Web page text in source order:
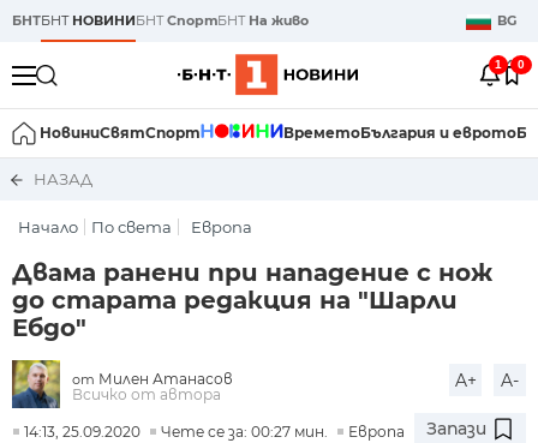
БНТБНТ НОВИНИБНТСпортБНТ На живо BG
1 0
НовиниСвятСпорт ВреметоБългария и еврото
НАЗАД
Начало По света Европа
Двама ранени при нападение с нож
до старата редакция на "Шарли
Ебдо"
от Милен Атанасов
Всичко от автора
A+ A-
14:13, 25.09.2020 Чете се за: 00:27 мин. Европа Запази